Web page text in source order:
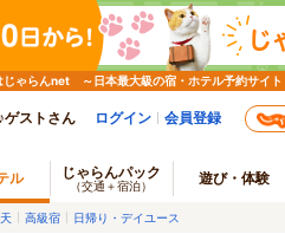
じゃらんnet ～日本最大級の宿・ホテル予約サイト
ゲストさん ログイン 会員登録
ル じゃらんパック
（交通＋宿泊） 遊び・体験
高級宿 日帰り・デイユース